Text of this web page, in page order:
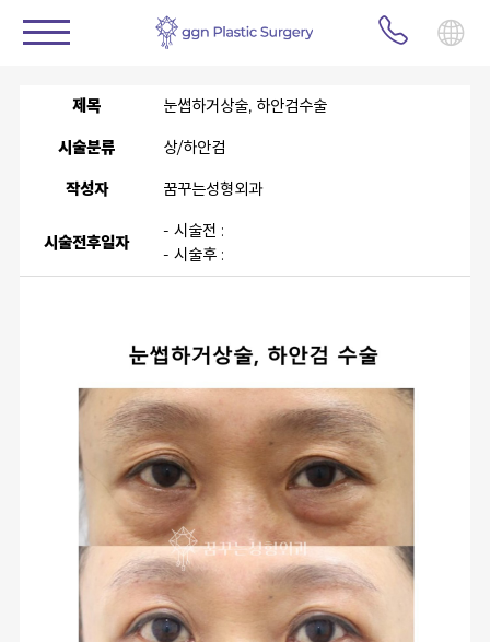
제목 눈썹하거상술, 하안검수술
시술분류 상/하안검
작성자 꿈꾸는성형외과
시술전후일자
- 시술전 :
- 시술후 :